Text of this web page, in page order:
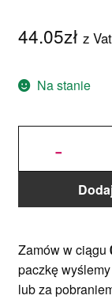
44.05zł z Vat
Na stanie
-
ilość Forma
Pralin Piłka
Nożna śr. 25
Decora
Zamów w ciągu
paczkę
lub za